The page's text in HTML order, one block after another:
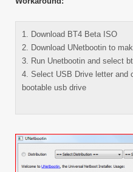
1. Download BT4 Beta ISO
2. Download UNetbootin to
3. Run Unetbootin and select
4. Select USB Drive letter and
bootable usb drive